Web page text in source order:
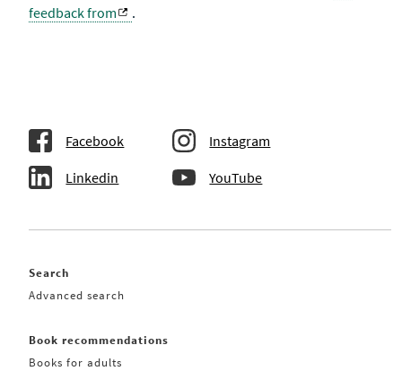
feedback from
.
Facebook Instagram
Linkedin YouTube
Search
Advanced search
Book recommendations
Books for adults